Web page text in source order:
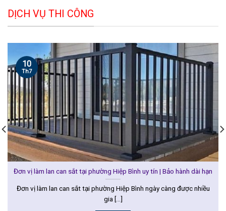
DỊCH VỤ THI CÔNG
Đơn vị làm lan can sắt tại phường Hiệp Bình uy tín | Bảo hành dài hạn
Đơn vị làm lan can sắt tại phường Hiệp Bình ngày càng được nhiều
gia [...]
10
Th7